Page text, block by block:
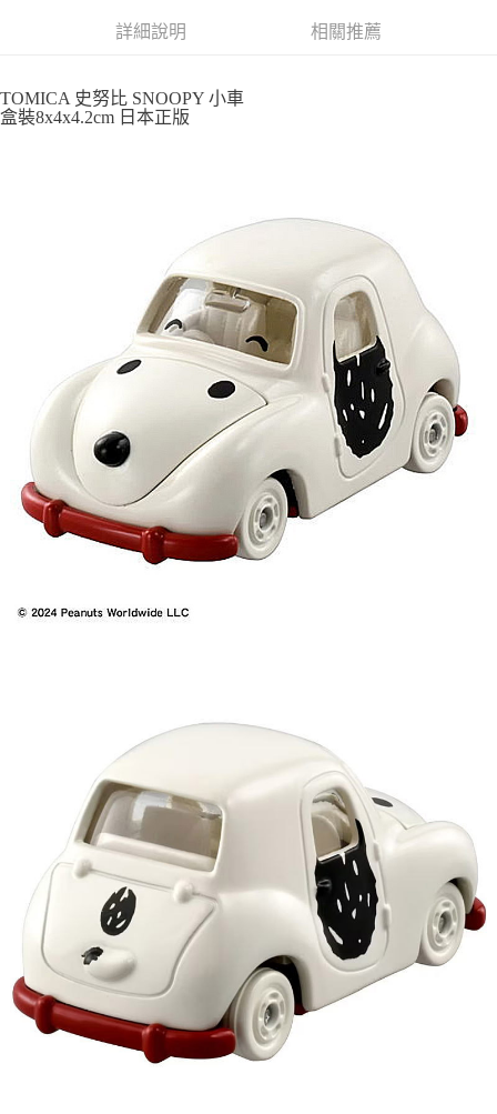
付款後全家取貨
每筆NT$65，滿NT$999(含以上)免運費
每筆NT$65，滿NT$999(含以上)免運費
每筆NT$100，滿NT$999(含以上)免運費
詳細說明 相關推薦
TOMICA 史努比 SNOOPY 小車
盒裝8x4x4.2cm 日本正版